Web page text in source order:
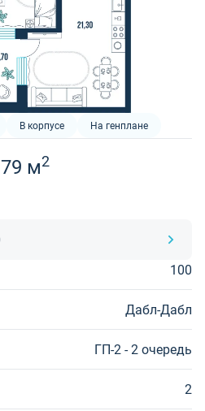
В корпусе На генплане
м2
100
Дабл-Дабл
ГП-2 - 2 очередь
2